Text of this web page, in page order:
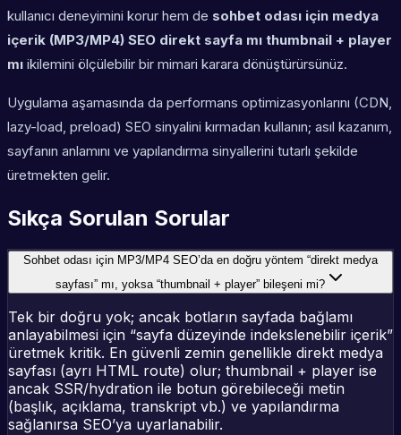
kullanıcı deneyimini korur hem de sohbet odası için medya
içerik (MP3/MP4) SEO direkt sayfa mı thumbnail + player
mı ikilemini ölçülebilir bir mimari karara dönüştürürsünüz.
Uygulama aşamasında da performans optimizasyonlarını (CDN,
lazy-load, preload) SEO sinyalini kırmadan kullanın; asıl kazanım,
sayfanın anlamını ve yapılandırma sinyallerini tutarlı şekilde
üretmekten gelir.
Sıkça Sorulan Sorular
Sohbet odası için MP3/MP4 SEO’da en doğru yöntem “direkt medya
sayfası” mı, yoksa “thumbnail + player” bileşeni mi?
Tek bir doğru yok; ancak botların sayfada bağlamı
anlayabilmesi için “sayfa düzeyinde indekslenebilir içerik”
üretmek kritik. En güvenli zemin genellikle direkt medya
sayfası (ayrı HTML route) olur; thumbnail + player ise
ancak SSR/hydration ile botun görebileceği metin
(başlık, açıklama, transkript vb.) ve yapılandırma
sağlanırsa SEO’ya uyarlanabilir.